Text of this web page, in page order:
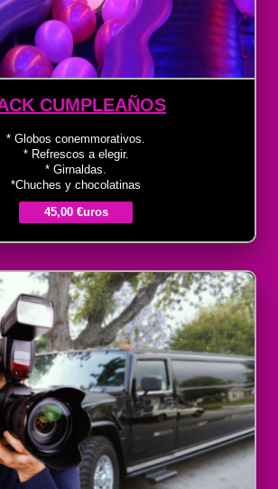
CUMPLEAÑOS
* Globos conemmorativos.
* Refrescos a elegir.
* Girnaldas.
*Chuches y chocolatinas
45,00 €uros